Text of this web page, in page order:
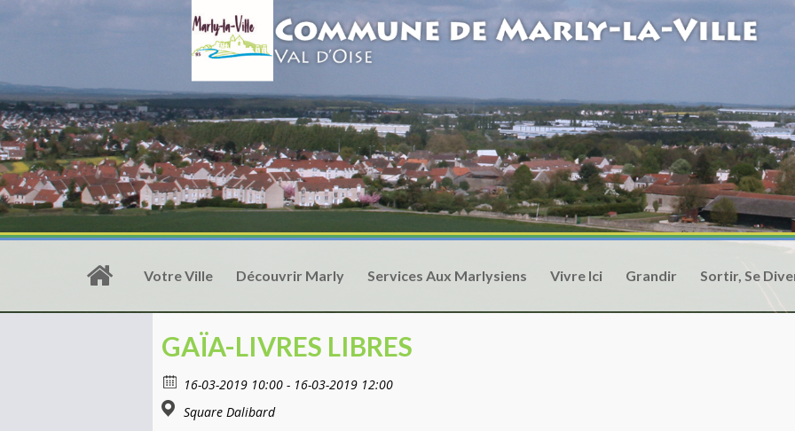
Votre Ville Découvrir Marly Services Aux Marlysiens Vivre Ici Grandir Sortir, Se
GAÏA-LIVRES LIBRES
16-03-2019 10:00 - 16-03-2019 12:00
Square Dalibard